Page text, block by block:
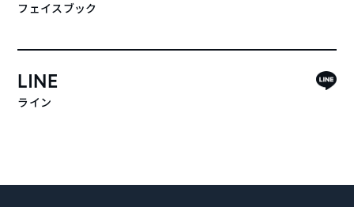
フェイスブック
LINE
ライン